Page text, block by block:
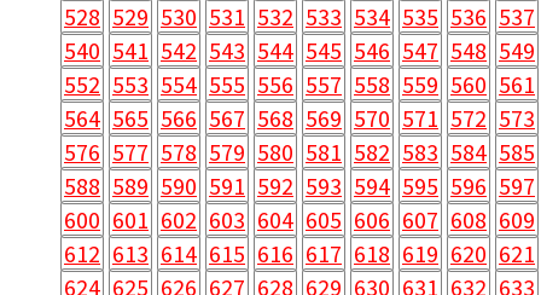
528 529 530 531 532 533 534 535 536 537
540 541 542 543 544 545 546 547 548 549
552 553 554 555 556 557 558 559 560 561
564 565 566 567 568 569 570 571 572 573
576 577 578 579 580 581 582 583 584 585
588 589 590 591 592 593 594 595 596 597
600 601 602 603 604 605 606 607 608 609
612 613 614 615 616 617 618 619 620 621
624 625 626 627 628 629 630 631 632 633